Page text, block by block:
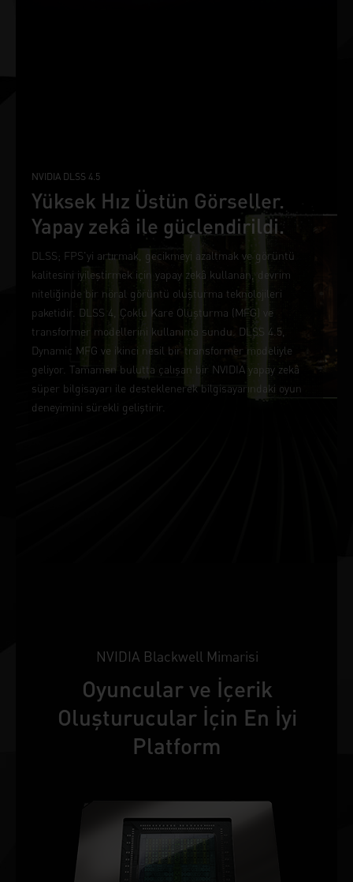
NVIDIA DLSS 4.5
Yüksek Hız Üstün Görseller.
Yapay zekâ ile güçlendirildi.
DLSS; FPS'yi artırmak, gecikmeyi azaltmak ve görüntü
kalitesini iyileştirmek için yapay zekâ kullanan, devrim
niteliğinde bir nöral görüntü oluşturma teknolojileri
paketidir. DLSS 4, Çoklu Kare Oluşturma (MFG) ve
transformer modellerini kullanıma sundu. DLSS 4.5,
Dynamic MFG ve ikinci nesil bir transformer modeliyle
geliyor. Tamamen bulutta çalışan bir NVIDIA yapay zekâ
süper bilgisayarı ile desteklenerek bilgisayarındaki oyun
deneyimini sürekli geliştirir.
NVIDIA Blackwell Mimarisi
Oyuncular ve İçerik
Oluşturucular İçin En İyi
Platform